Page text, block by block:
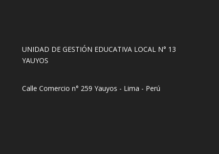
UNIDAD DE GESTIÓN EDUCATIVA LOCAL N° 13
YAUYOS
Calle Comercio n° 259 Yauyos - Lima - Perú